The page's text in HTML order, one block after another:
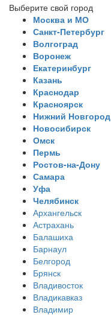
Выберите свой город
Москва и МО
Санкт-Петербург
Волгоград
Воронеж
Екатеринбург
Казань
Краснодар
Красноярск
Нижний Новгород
Новосибирск
Омск
Пермь
Ростов-на-Дону
Самара
Уфа
Челябинск
Архангельск
Астрахань
Балашиха
Барнаул
Белгород
Брянск
Владивосток
Владикавказ
Владимир